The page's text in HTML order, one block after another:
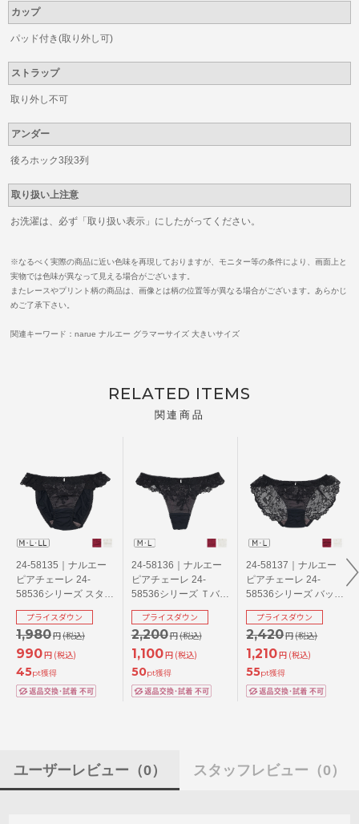
カップ
パッド付き(取り外し可)
ストラップ
取り外し不可
アンダー
後ろホック3段3列
取り扱い上注意
お洗濯は、必ず「取り扱い表示」にしたがってください。
※なるべく実際の商品に近い色味を再現しておりますが、モニター等の条件により、画面上と
実物では色味が異なって見える場合がございます。
またレースやプリント柄の商品は、画像とは柄の位置等が異なる場合がございます。あらかじ
めご了承下さい。
関連キーワード：narue ナルエー グラマーサイズ 大きいサイズ
RELATED ITEMS
関連商品
24-58135｜ナルエー
ピアチェーレ 24-
58536シリーズ スタン
ダードショーツ
M/L/LL
1,980円(税込)
プライスダウン
990円 (税込)
45pt獲得
24-58136｜ナルエー
ピアチェーレ 24-
58536シリーズ Ｔバッ
クショーツ M/L
2,200円(税込)
プライスダウン
1,100円 (税込)
50pt獲得
24-58137｜ナルエー
ピアチェーレ 24-
58536シリーズ バック
レースショーツ M/L
2,420円(税込)
プライスダウン
1,210円 (税込)
55pt獲得
ユーザーレビュー （0） スタッフレビュー （0）